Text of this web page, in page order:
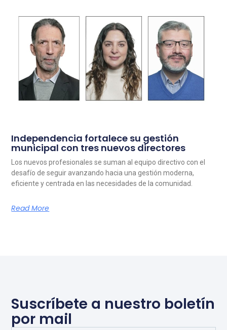
Independencia fortalece su gestión
municipal con tres nuevos directores
Los nuevos profesionales se suman al equipo directivo con el
desafío de seguir avanzando hacia una gestión moderna,
eficiente y centrada en las necesidades de la comunidad.
Read More
Suscríbete a nuestro boletín
por mail